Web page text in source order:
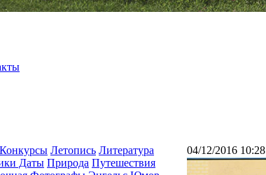
Конкурсы Летопись Литература
Даты Природа Путешествия
04/12/2016 10:28